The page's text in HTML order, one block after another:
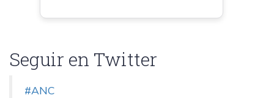
Seguir en Twitter
#ANC